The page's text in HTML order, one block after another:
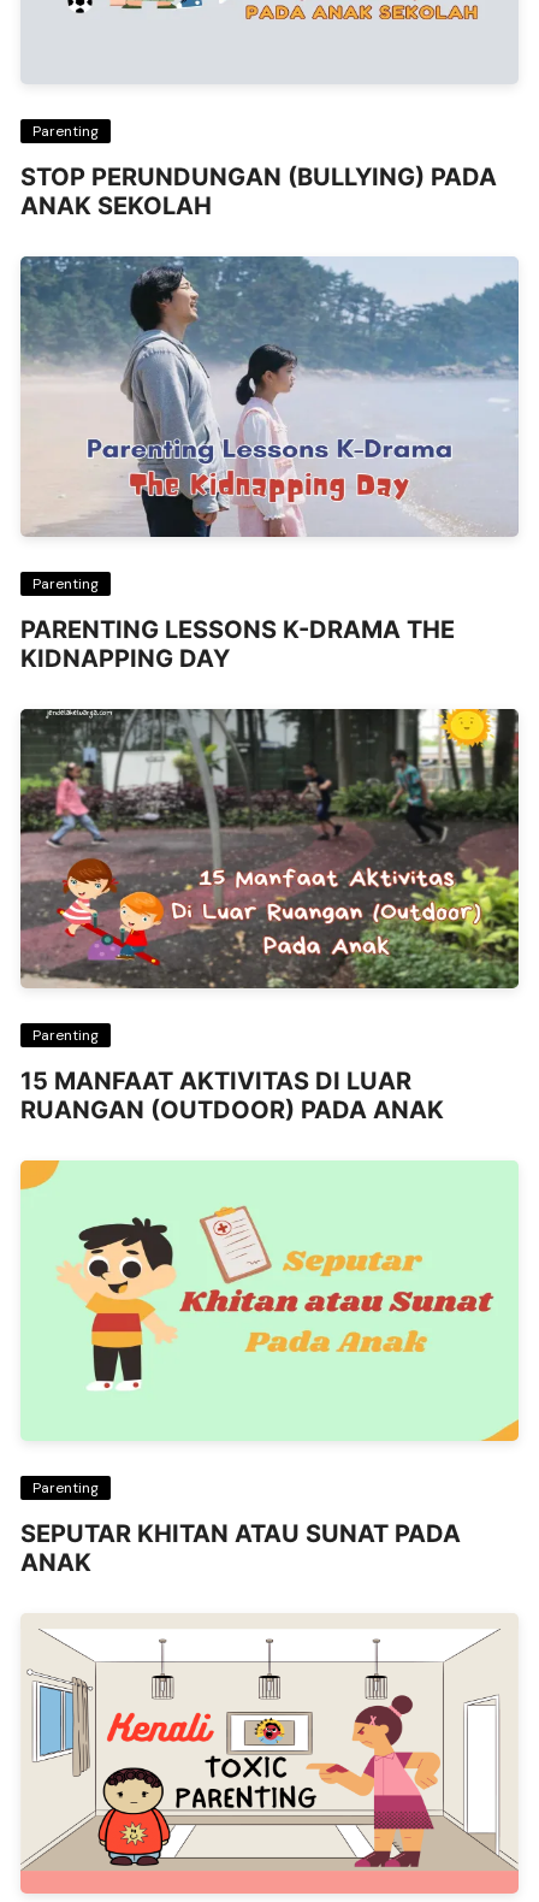
Parenting
STOP PERUNDUNGAN (BULLYING) PADA
ANAK SEKOLAH
Parenting
PARENTING LESSONS K-DRAMA THE
KIDNAPPING DAY
Parenting
15 MANFAAT AKTIVITAS DI LUAR
RUANGAN (OUTDOOR) PADA ANAK
Parenting
SEPUTAR KHITAN ATAU SUNAT PADA
ANAK